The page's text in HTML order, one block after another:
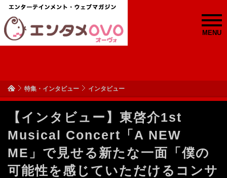
MENU
特集・インタビュー インタビュー
【インタビュー】東啓介1st
Musical Concert「A NEW
ME」で見せる新たな一面「僕の
可能性を感じていただけるコンサ